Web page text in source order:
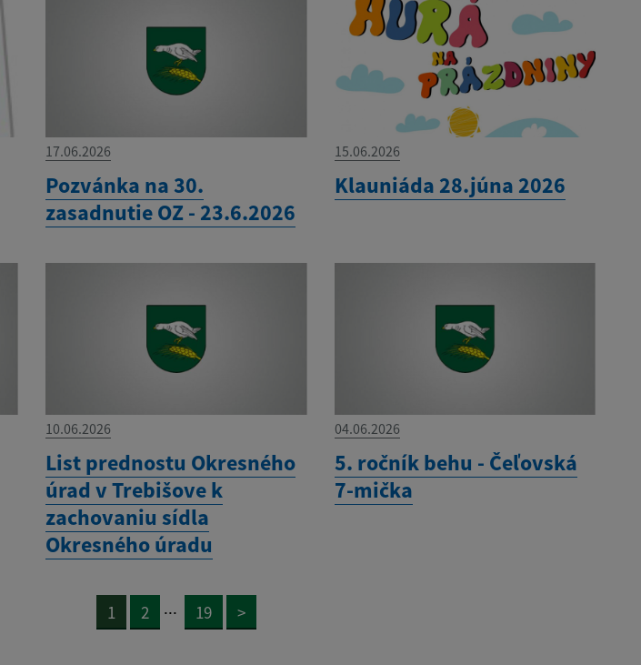
17.06.2026
Pozvánka na 30.
zasadnutie OZ - 23.6.2026
15.06.2026
Klauniáda 28.júna 2026
10.06.2026
List prednostu Okresného
úrad v Trebišove k
zachovaniu sídla
Okresného úradu
04.06.2026
5. ročník behu - Čeľovská
7-mička
1 2 ... 19 >